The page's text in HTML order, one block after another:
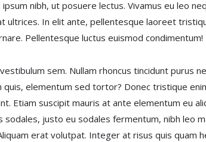
nibh, ut posuere lectus. Vivamus eu leo
In elit ante, pellentesque laoreet
Pellentesque luctus euismod condimentum!
sem. Nullam rhoncus tincidunt purus
elementum sed tortor? Donec tristique
Etiam suscipit mauris at ante elementum eu
justo eu sodales fermentum, nibh leo
erat volutpat. Integer at risus quis quam